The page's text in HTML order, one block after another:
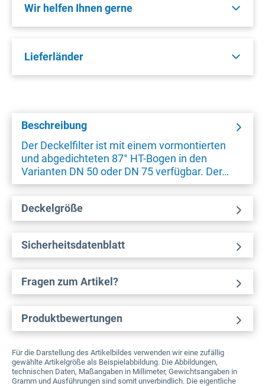
Wir helfen Ihnen gerne
Lieferländer
Beschreibung
Der Deckelfilter ist mit einem vormontierten
und abgedichteten 87° HT-Bogen in den
Varianten DN 50 oder DN 75 verfügbar. Der…
Deckelgröße
Sicherheitsdatenblatt
Fragen zum Artikel?
Produktbewertungen
Für die Darstellung des Artikelbildes verwenden wir eine zufällig
gewählte Artikelgröße als Beispielabbildung. Die Abbildungen,
technischen Daten, Maßangaben in Millimeter, Gewichtsangaben in
Gramm und Ausführungen sind somit unverbindlich. Die eigentliche